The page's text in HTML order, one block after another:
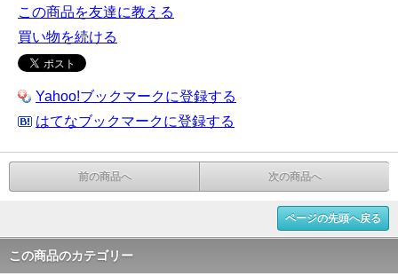
この商品を友達に教える
買い物を続ける
Yahoo!ブックマークに登録する
はてなブックマークに登録する
前の商品へ 次の商品へ
ページの先頭へ戻る
この商品のカテゴリー